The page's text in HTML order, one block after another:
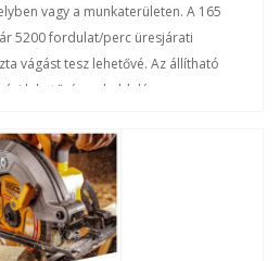
vagy a munkaterületen. A 165
5200 fordulat/perc üresjárati
vágást tesz lehetővé. Az állítható
lehetőség sokoldalú
kényelmes kezelhetőséget és
így a szerszám ideális
és barkácsolók számára is.
motor a hosszabb élettartamért
nagyobb mobilitásért 165 mm-es